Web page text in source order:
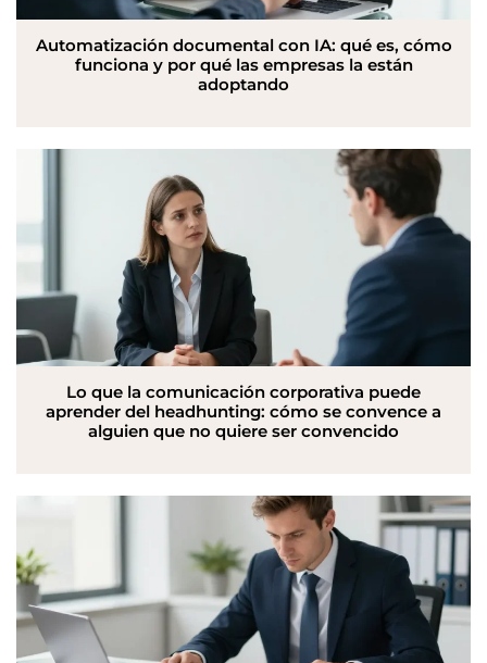
Automatización documental con IA: qué es, cómo
funciona y por qué las empresas la están
adoptando
Lo que la comunicación corporativa puede
aprender del headhunting: cómo se convence a
alguien que no quiere ser convencido